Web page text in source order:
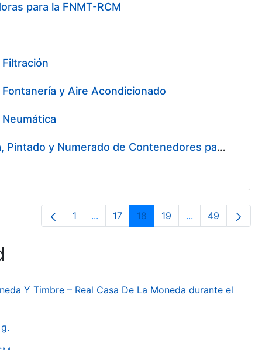
para la FNMT-RCM
y Aire Acondicionado
Contratación del Servicio de Reforma de la Embocadura, Limpieza, Pintado y Numerado de Contenedores para Moneda de la FNMT-RCM
Page
1 ...Intermediate Pages Use TAB to
Page
17 Page
18 Page
19 ...Intermediate
Page
49
Y Timbre – Real Casa De La Moneda durante el